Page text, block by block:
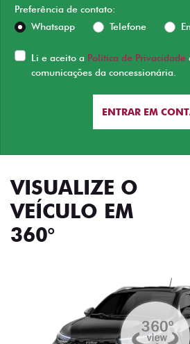
Preferência de contato:
Whatsapp
Telefone
Li e aceito a Política de Privacidade
comunicações da concessionária.
ENTRAR EM
VISUALIZE O
VEÍCULO EM
360°